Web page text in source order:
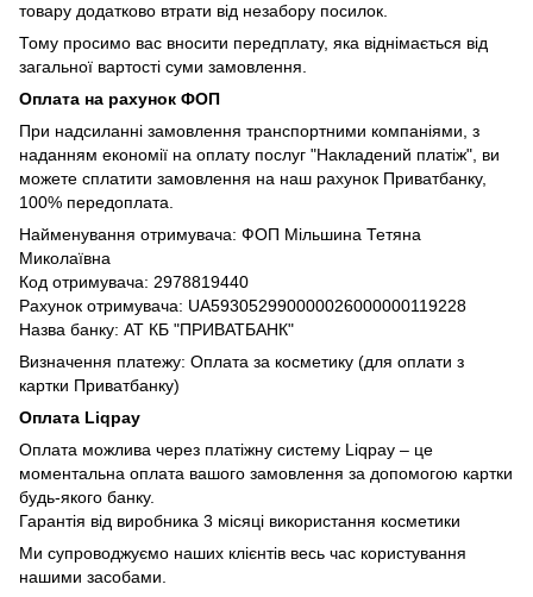
товару додатково втрати від незабору посилок.
Тому просимо вас вносити передплату, яка віднімається від
загальної вартості суми замовлення.
Оплата на рахунок ФОП
При надсиланні замовлення транспортними компаніями, з
наданням економії на оплату послуг "Накладений платіж", ви
можете сплатити замовлення на наш рахунок Приватбанку,
100% передоплата.
Найменування отримувача: ФОП Мільшина Тетяна
Миколаївна
Код отримувача: 2978819440
Рахунок отримувача: UA593052990000026000000119228
Назва банку: АТ КБ "ПРИВАТБАНК"
Визначення платежу: Оплата за косметику (для оплати з
картки Приватбанку)
Оплата Liqpay
Оплата можлива через платіжну систему Liqpay – це
моментальна оплата вашого замовлення за допомогою картки
будь-якого банку.
Гарантія від виробника 3 місяці використання косметики
Ми супроводжуємо наших клієнтів весь час користування
нашими засобами.